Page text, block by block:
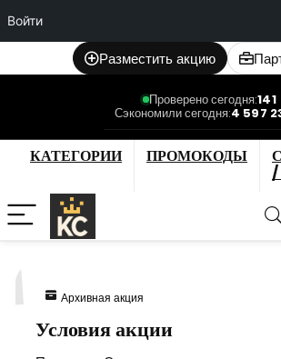
Войти
Разместить акцию
Проверено сегодня:141
Сэкономили сегодня:4 597
КАТЕГОРИИ ПРОМОКОДЫ
/
Архивная акция
Условия акции